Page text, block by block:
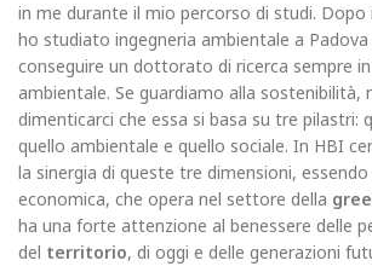
in me durante il mio percorso di studi. Dopo
ho studiato ingegneria ambientale a
conseguire un dottorato di ricerca sempre
ambientale. Se guardiamo alla sostenibilità,
dimenticarci che essa si basa su tre pilastri:
quello ambientale e quello sociale. In HBI
la sinergia di queste tre dimensioni,
economica, che opera nel settore della
ha una forte attenzione al benessere delle
del territorio, di oggi e delle generazioni